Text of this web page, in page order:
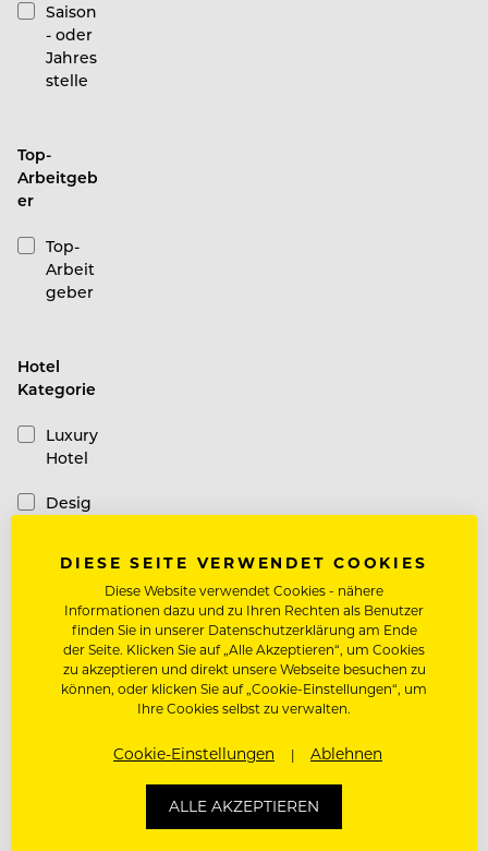
Saison
- oder
Jahres
stelle
Top-
Arbeitgeb
er
Top-
Arbeit
geber
Hotel
Kategorie
Luxury
Hotel
Desig
Hotel
Schiffe
DIESE SEITE VERWENDET COOKIES
Diese Website verwendet Cookies - nähere
Informationen dazu und zu Ihren Rechten als Benutzer
finden Sie in unserer Datenschutzerklärung am Ende
der Seite. Klicken Sie auf „Alle Akzeptieren“, um Cookies
zu akzeptieren und direkt unsere Webseite besuchen zu
können, oder klicken Sie auf „Cookie-Einstellungen“, um
Ihre Cookies selbst zu verwalten.
Cookie-Einstellungen Ablehnen
ALLE AKZEPTIEREN